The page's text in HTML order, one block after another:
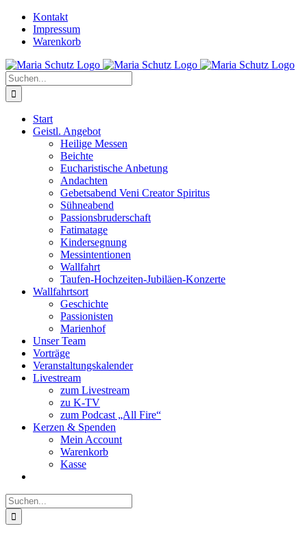
Zum
Inhalt
springen
YouTube
InstagramKontakt
Impressum
Warenkorb
Suche
nach:
Start
Geistl. Angebot
Heilige Messen
Beichte
Eucharistische Anbetung
Andachten
Gebetsabend Veni Creator Spiritus
Sühneabend
Passionsbruderschaft
Fatimatage
Kindersegnung
Messintentionen
Wallfahrt
Taufen-Hochzeiten-Jubiläen-Konzerte
Wallfahrtsort
Geschichte
Passionisten
Marienhof
Unser Team
Vorträge
Veranstaltungskalender
Livestream
zum Livestream
zu K-TV
zum Podcast „All Fire“
Kerzen & Spenden
Mein Account
Warenkorb
Kasse
Suche
nach: